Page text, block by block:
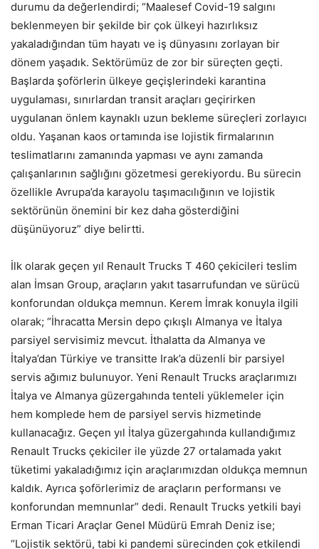
durumu da değerlendirdi; “Maalesef Covid-19 salgını
beklenmeyen bir şekilde bir çok ülkeyi hazırlıksız
yakaladığından tüm hayatı ve iş dünyasını zorlayan bir
dönem yaşadık. Sektörümüz de zor bir süreçten geçti.
Başlarda şoförlerin ülkeye geçişlerindeki karantina
uygulaması, sınırlardan transit araçları geçirirken
uygulanan önlem kaynaklı uzun bekleme süreçleri zorlayıcı
oldu. Yaşanan kaos ortamında ise lojistik firmalarının
teslimatlarını zamanında yapması ve aynı zamanda
çalışanlarının sağlığını gözetmesi gerekiyordu. Bu sürecin
özellikle Avrupa’da karayolu taşımacılığının ve lojistik
sektörünün önemini bir kez daha gösterdiğini
düşünüyoruz” diye belirtti.
İlk olarak geçen yıl Renault Trucks T 460 çekicileri teslim
alan İmsan Group, araçların yakıt tasarrufundan ve sürücü
konforundan oldukça memnun. Kerem İmrak konuyla ilgili
olarak; “İhracatta Mersin depo çıkışlı Almanya ve İtalya
parsiyel servisimiz mevcut. İthalatta da Almanya ve
İtalya’dan Türkiye ve transitte Irak’a düzenli bir parsiyel
servis ağımız bulunuyor. Yeni Renault Trucks araçlarımızı
İtalya ve Almanya güzergahında tenteli yüklemeler için
hem komplede hem de parsiyel servis hizmetinde
kullanacağız. Geçen yıl İtalya güzergahında kullandığımız
Renault Trucks çekiciler ile yüzde 27 ortalamada yakıt
tüketimi yakaladığımız için araçlarımızdan oldukça memnun
kaldık. Ayrıca şoförlerimiz de araçların performansı ve
konforundan memnunlar” dedi. Renault Trucks yetkili bayi
Erman Ticari Araçlar Genel Müdürü Emrah Deniz ise;
“Lojistik sektörü, tabi ki pandemi sürecinden çok etkilendi